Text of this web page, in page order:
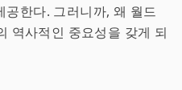
한다. 그러니까, 왜 월드
역사적인 중요성을 갖게 되